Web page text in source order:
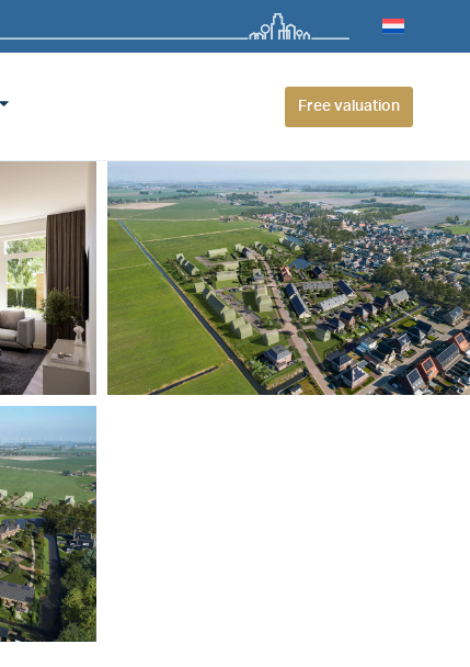
Free valuation